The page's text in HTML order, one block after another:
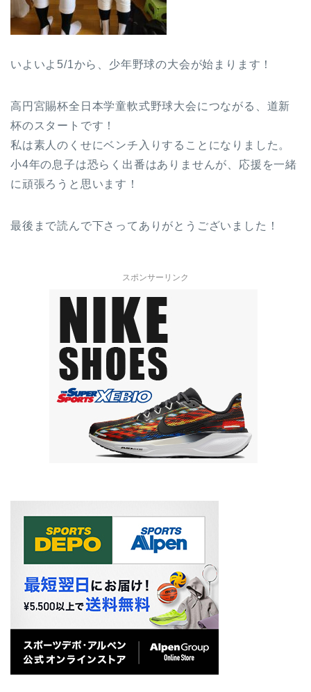
いよいよ5/1から、少年野球の大会が始まります！
高円宮賜杯全日本学童軟式野球大会につながる、道新
杯のスタートです！
私は素人のくせにベンチ入りすることになりました。
小4年の息子は恐らく出番はありませんが、応援を一緒
に頑張ろうと思います！
最後まで読んで下さってありがとうございました！
スポンサーリンク